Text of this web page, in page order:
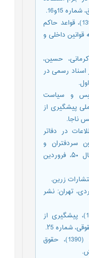
15و16.
کی نیا، محمد؛ فاطمیان، مسعود، (1395)، قواعد حاکم
داخلی و
شریعت کرمانی، حسین،
رسمی در
(1387)، پلیس و سیاست
پیشگیری از
ناجا.
در دفاتر
سردفتران و
دفتریاران، شماره ۷۹، دوره دوم، سال ۵۰، فروردین
کاربردی، تهران: نشر
نجفی ابرندآبادی، علی حسین، (1381)، پیشگیری از
شماره ٢5.
نوری، محمدعلی و نخجوانی، رضا، (1390)، حقوق